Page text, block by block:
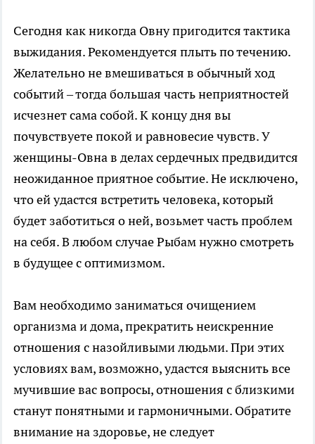
Сегодня как никогда Овну пригодится тактика
выжидания. Рекомендуется плыть по течению.
Желательно не вмешиваться в обычный ход
событий – тогда большая часть неприятностей
исчезнет сама собой. К концу дня вы
почувствуете покой и равновесие чувств. У
женщины-Овна в делах сердечных предвидится
неожиданное приятное событие. Не исключено,
что ей удастся встретить человека, который
будет заботиться о ней, возьмет часть проблем
на себя. В любом случае Рыбам нужно смотреть
в будущее с оптимизмом.
Вам необходимо заниматься очищением
организма и дома, прекратить неискренние
отношения с назойливыми людьми. При этих
условиях вам, возможно, удастся выяснить все
мучившие вас вопросы, отношения с близкими
станут понятными и гармоничными. Обратите
внимание на здоровье, не следует